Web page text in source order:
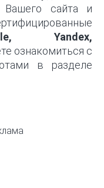
Вашего сайта и
Yandex,
ознакомиться с
в разделе